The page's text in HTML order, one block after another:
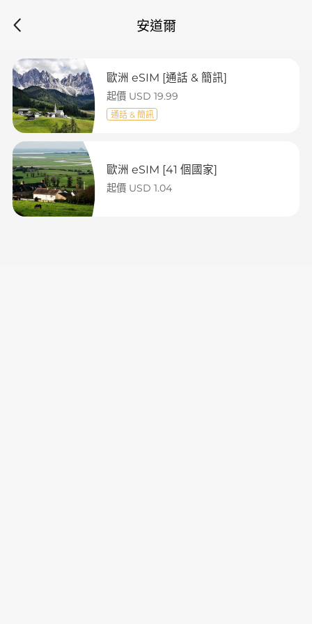
安道爾
歐洲 eSIM [通話 & 簡訊]
起價 USD 19.99
通話 & 簡訊
歐洲 eSIM [41 個國家]
起價 USD 1.04